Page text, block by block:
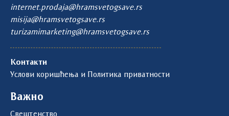
internet.prodaja@hramsvetogsave.rs
misija@hramsvetogsave.rs
turizamimarketing@hramsvetogsave.rs
Контакти
Услови коришћења и Политика приватности
Важно